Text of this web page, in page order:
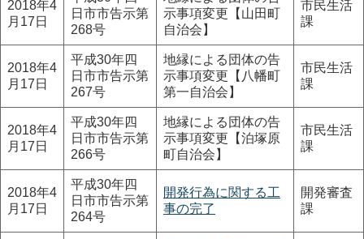
2018年4
月17日
日市市告示第
268号
示事項変更【山田町
自治会】
市民生活
課
2018年4
月17日
平成30年四
日市市告示第
267号
地縁による団体の告
示事項変更【八幡町
第一自治会】
市民生活
課
2018年4
月17日
平成30年四
日市市告示第
266号
地縁による団体の告
示事項変更【泊塚原
町自治会】
市民生活
課
2018年4
月17日
平成30年四
日市市告示第
264号
開発行為に関する工
事の完了
開発審査
課